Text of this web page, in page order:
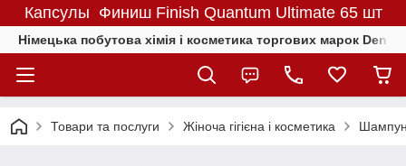
Капсулы Финиш Finish Quantum Ultimate 65 шт
Німецька побутова хімія і косметика торгових марок
Товари та послуги Жіноча гігієна і косметика